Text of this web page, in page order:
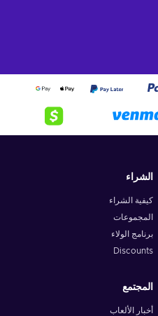
الشراء
كيفية الشراء
المجموعات
برنامج الولاء
Discounts
المجتمع
أخبار الألعاب